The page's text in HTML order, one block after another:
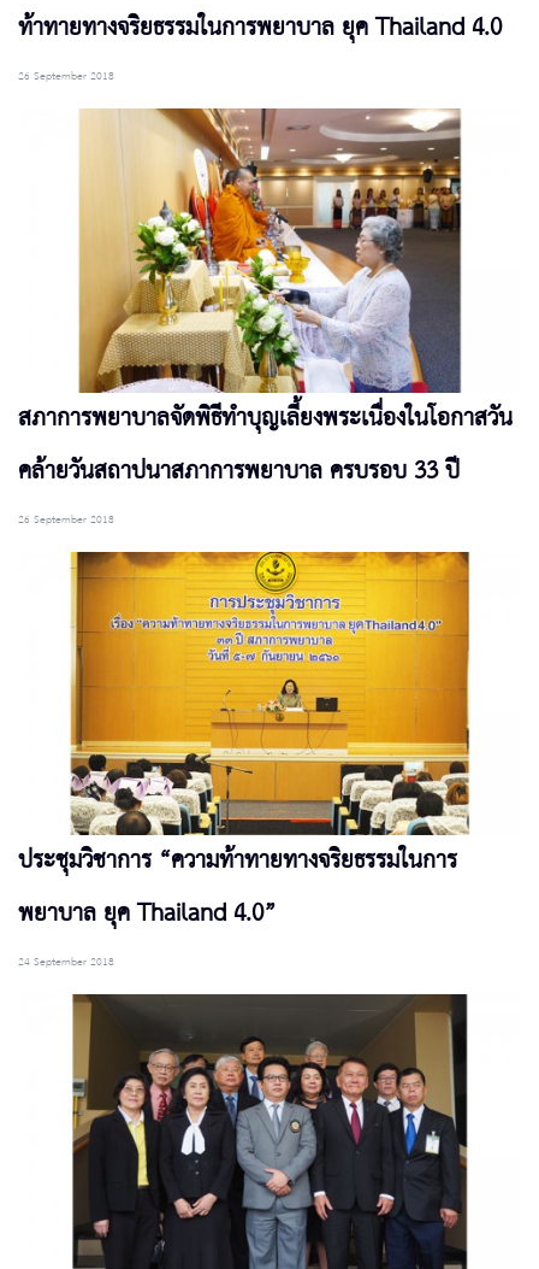
ท้าทายทางจริยธรรมในการพยาบาล ยุค Thailand 4.0
26 September 2018
สภาการพยาบาลจัดพิธีทำบุญเลี้ยงพระเนื่องในโอกาสวัน
คล้ายวันสถาปนาสภาการพยาบาล ครบรอบ 33 ปี
26 September 2018
ประชุมวิชาการ “ความท้าทายทางจริยธรรมในการ
พยาบาล ยุค Thailand 4.0”
24 September 2018